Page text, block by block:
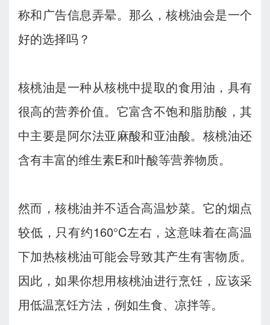
称和广告信息弄晕。那么，核桃油会是一个
好的选择吗？
核桃油是一种从核桃中提取的食用油，具有
很高的营养价值。它富含不饱和脂肪酸，其
中主要是阿尔法亚麻酸和亚油酸。核桃油还
含有丰富的维生素E和叶酸等营养物质。
然而，核桃油并不适合高温炒菜。它的烟点
较低，只有约160°C左右，这意味着在高温
下加热核桃油可能会导致其产生有害物质。
因此，如果你想用核桃油进行烹饪，应该采
用低温烹饪方法，例如生食、凉拌等。